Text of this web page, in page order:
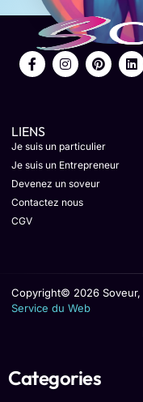
LIENS
Je suis un particulier
Je suis un Entrepreneur
Devenez un soveur
Contactez nous
CGV
Copyright© 2026
Service du Web
Categories